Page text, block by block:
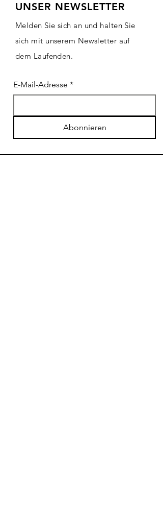
UNSER NEWSLETTER
Melden Sie sich an und halten Sie
sich mit unserem Newsletter auf
dem Laufenden.
E-Mail-Adresse *
Abonnieren